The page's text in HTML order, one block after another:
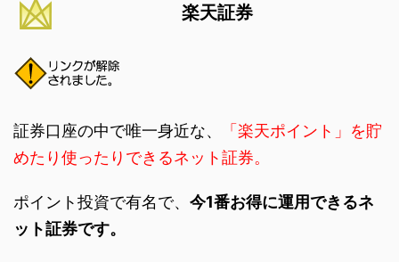
楽天証券
証券口座の中で唯一身近な、
「楽天ポイント」を貯
めたり使ったりできるネット証券。
ポイント投資で有名で、 今1番お得に運用できるネ
ット証券です。